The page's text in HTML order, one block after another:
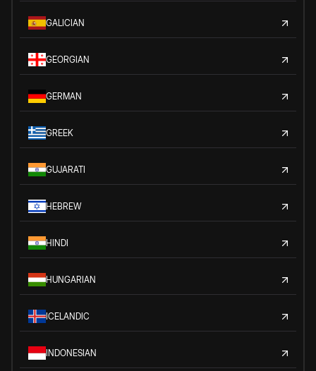
GALICIAN
GEORGIAN
GERMAN
GREEK
GUJARATI
HEBREW
HINDI
HUNGARIAN
ICELANDIC
INDONESIAN